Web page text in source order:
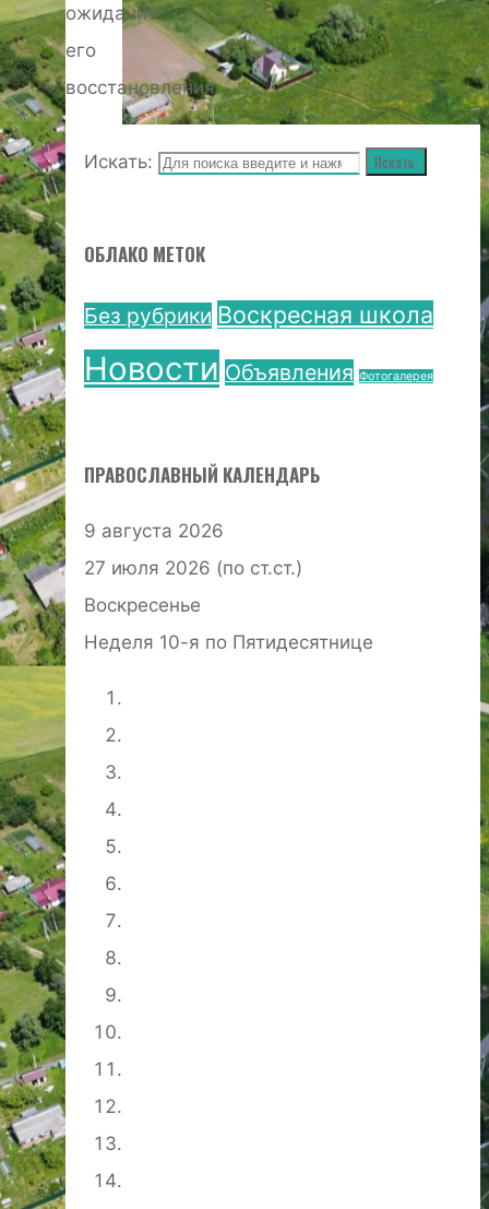
ожидание
его
восстановления.
Искать: Искать:
ОБЛАКО МЕТОК
Без рубрики Воскресная школа
Новости Объявления Фотогалерея
ПРАВОСЛАВНЫЙ КАЛЕНДАРЬ
9 августа 2026
27 июля 2026 (по ст.ст.)
Воскресенье
Неделя 10-я по Пятидесятнице